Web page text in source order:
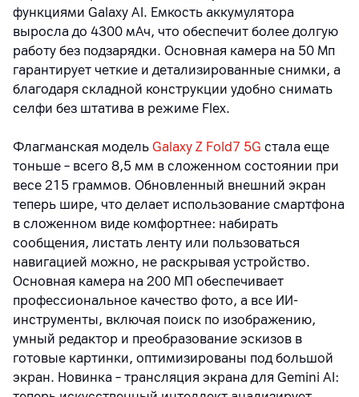
функциями Galaxy AI. Емкость аккумулятора
выросла до 4300 мАч, что обеспечит более долгую
работу без подзарядки. Основная камера на 50 Мп
гарантирует четкие и детализированные снимки, а
благодаря складной конструкции удобно снимать
селфи без штатива в режиме Flex.
Флагманская модель Galaxy Z Fold7 5G стала еще
тоньше – всего 8,5 мм в сложенном состоянии при
весе 215 граммов. Обновленный внешний экран
теперь шире, что делает использование смартфона
в сложенном виде комфортнее: набирать
сообщения, листать ленту или пользоваться
навигацией можно, не раскрывая устройство.
Основная камера на 200 МП обеспечивает
профессиональное качество фото, а все ИИ-
инструменты, включая поиск по изображению,
умный редактор и преобразование эскизов в
готовые картинки, оптимизированы под большой
экран. Новинка – трансляция экрана для Gemini AI: